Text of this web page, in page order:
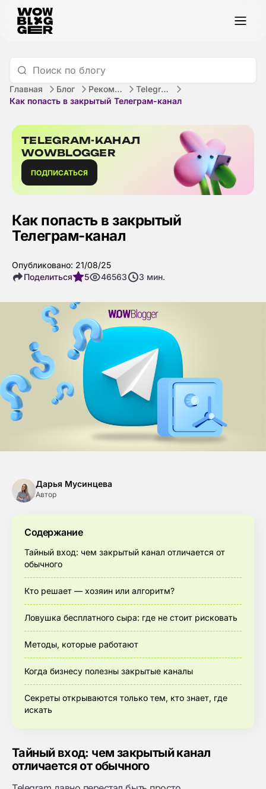
Главная Блог Рекомендации
Telegram
Как попасть в закрытый Телеграм-канал
TELEGRAM-КАНАЛ
WOWBLOGGER
ПОДПИСАТЬСЯ
Как попасть в закрытый
Телеграм-канал
Опубликовано: 21/08/25
Поделиться
5 46563 3 мин.
Дарья Мусинцева
Автор
Содержание
Тайный вход: чем закрытый канал отличается от
обычного
Кто решает — хозяин или алгоритм?
Ловушка бесплатного сыра: где не стоит рисковать
Методы, которые работают
Когда бизнесу полезны закрытые каналы
Секреты открываются только тем, кто знает, где
искать
Тайный вход: чем закрытый канал
отличается от обычного